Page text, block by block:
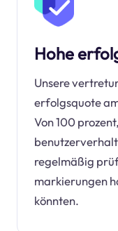
Hohe
Unsere
erfolgsquote
Von 100
regelmäßig
markierungen
könnten.